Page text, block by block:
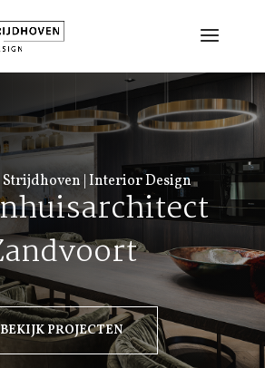
Strijdhoven | Interior Design
BEKIJK PROJECTEN